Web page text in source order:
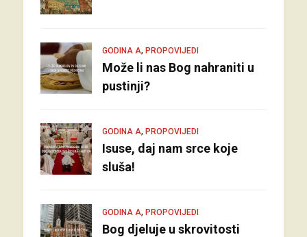
GODINA A, PROPOVIJEDI
Može li nas Bog nahraniti u
pustinji?
GODINA A, PROPOVIJEDI
Isuse, daj nam srce koje
sluša!
GODINA A, PROPOVIJEDI
Bog djeluje u skrovitosti